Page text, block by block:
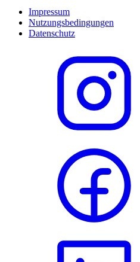
Impressum
Nutzungsbedingungen
Datenschutz